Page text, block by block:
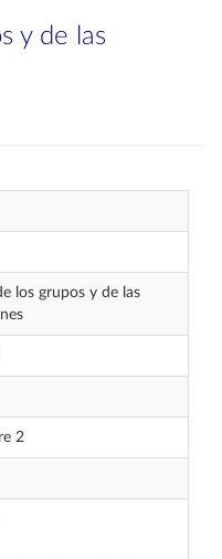
y de las
los grupos y de las
2